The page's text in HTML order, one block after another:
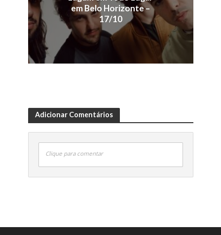
em Belo Horizonte –
17/10
Adicionar Comentários
Clique para comentar